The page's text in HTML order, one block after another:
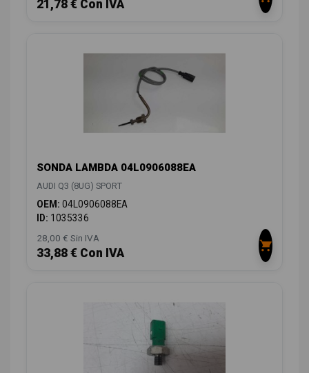
21,78 € Con IVA
SONDA LAMBDA 04L0906088EA
AUDI Q3 (8UG) SPORT
OEM: 04L0906088EA
ID: 1035336
28,00 € Sin IVA
33,88 € Con IVA